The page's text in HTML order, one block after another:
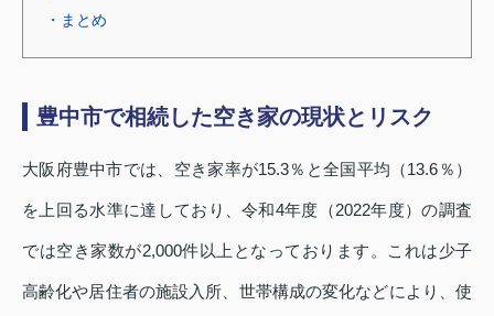
・まとめ
豊中市で相続した空き家の現状とリスク
大阪府豊中市では、空き家率が15.3％と全国平均（13.6％）
を上回る水準に達しており、令和4年度（2022年度）の調査
では空き家数が2,000件以上となっております。これは少子
高齢化や居住者の施設入所、世帯構成の変化などにより、使